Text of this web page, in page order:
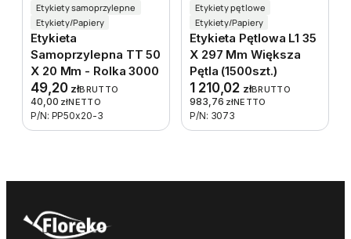
Etykiety samoprzylepne
Etykiety/Papiery
Etykieta
Samoprzylepna TT 50
X 20 Mm - Rolka 3000
49,20 złBRUTTO
40,00 złNETTO
P/N: PP50x20-3
Etykiety pętlowe
Etykiety/Papiery
Etykieta Pętlowa L1 35
X 297 Mm Większa
Pętla (1500szt.)
1 210,02 złBRUTTO
983,76 złNETTO
P/N: 3073